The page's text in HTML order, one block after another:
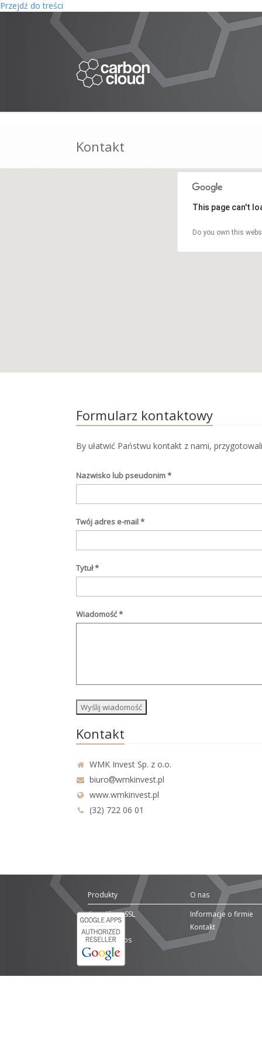
Przejdź do treści
Kontakt
This page can't
Do you own this
Formularz kontaktowy
By ułatwić Państwu kontakt z nami,
Nazwisko lub pseudonim*
Twój adres e-mail*
Tytuł*
Wiadomość*
Kontakt
WMK Invest Sp. z o.o.
biuro
wmkinvest.pl
www.wmkinvest.pl
(32) 722 06 01
Produkty
Certyfikaty SSL
Domeny
Google Apps
O nas
Informacje o firmie
Kontakt